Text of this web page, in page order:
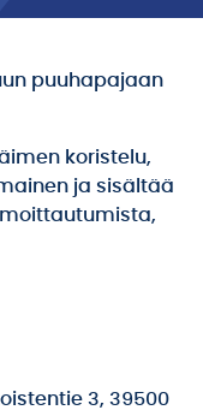
puuhapajaan
koristelu,
ja sisältää
3, 39500